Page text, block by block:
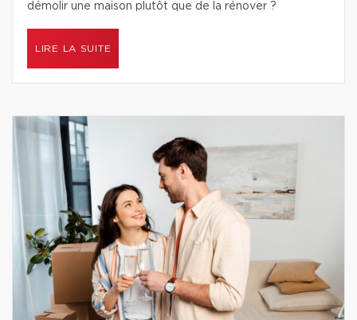
démolir une maison plutôt que de la rénover ?
LIRE LA SUITE